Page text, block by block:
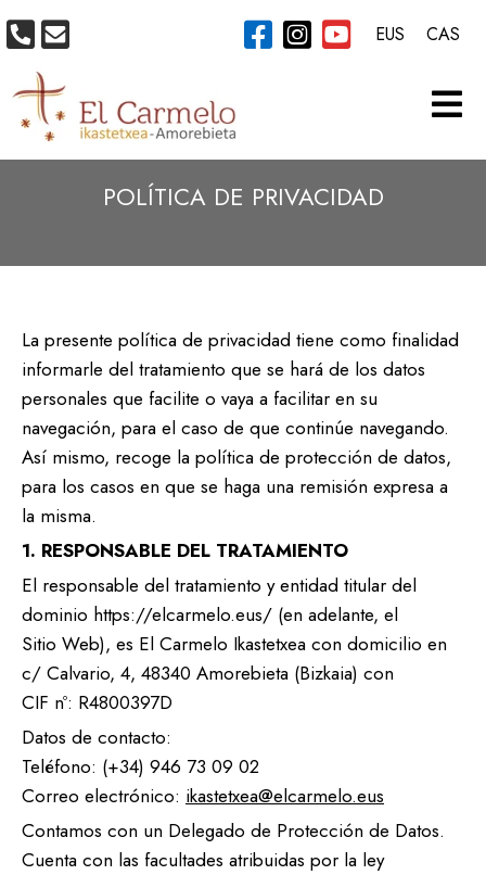
POLÍTICA DE PRIVACIDAD
La presente política de privacidad tiene como finalidad
informarle del tratamiento que se hará de los datos
personales que facilite o vaya a facilitar en su
navegación, para el caso de que continúe navegando.
Así mismo, recoge la política de protección de datos,
para los casos en que se haga una remisión expresa a
la misma.
1. RESPONSABLE DEL TRATAMIENTO
El responsable del tratamiento y entidad titular del
dominio https://elcarmelo.eus/ (en adelante, el
Sitio Web), es El Carmelo Ikastetxea con domicilio en
c/ Calvario, 4, 48340 Amorebieta (Bizkaia) con
CIF nº: R4800397D
Datos de contacto:
Teléfono: (+34) 946 73 09 02
Correo electrónico: ikastetxea@elcarmelo.eus
Contamos con un Delegado de Protección de Datos.
Cuenta con las facultades atribuidas por la ley
EUS CAS